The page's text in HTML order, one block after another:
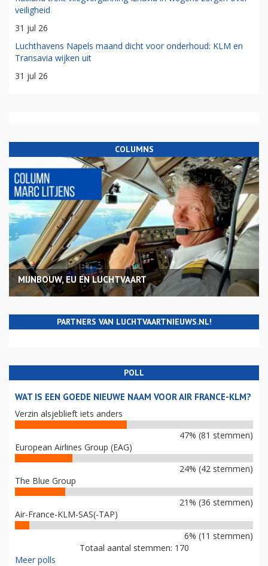
veiligheid
31 jul 26
Luchthavens Napels maand dicht voor onderhoud: KLM en
Transavia wijken uit
31 jul 26
COLUMNS
MIJNBOUW, EU EN LUCHTVAART
PARTNERS VAN LUCHTVAARTNIEUWS.NL!
POLL
WAT IS EEN GOEDE NIEUWE NAAM VOOR AIR FRANCE-KLM?
Verzin alsjeblieft iets anders
47% (81 stemmen)
European Airlines Group (EAG)
24% (42 stemmen)
The Blue Group
21% (36 stemmen)
Air-France-KLM-SAS(-TAP)
6% (11 stemmen)
Totaal aantal stemmen: 170
Meer polls